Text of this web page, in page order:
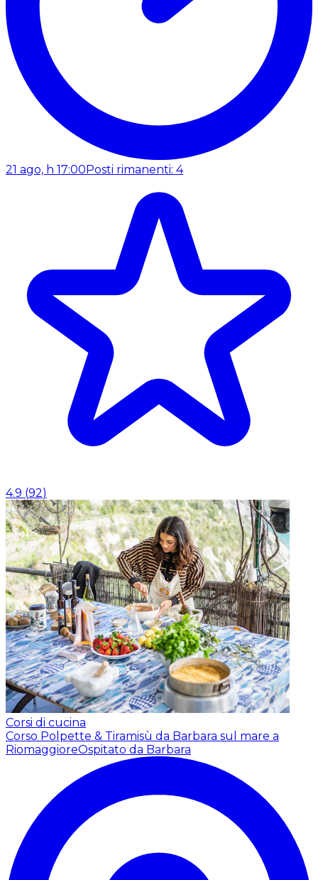
21 ago, h 17:00Posti rimanenti: 4
4.9 (92)
Corsi di cucina
Corso Polpette & Tiramisù da Barbara sul mare a
RiomaggioreOspitato da Barbara